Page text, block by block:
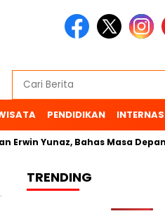
PENDIDIKAN
Yunaz, Bahas Masa Depan
TRENDING